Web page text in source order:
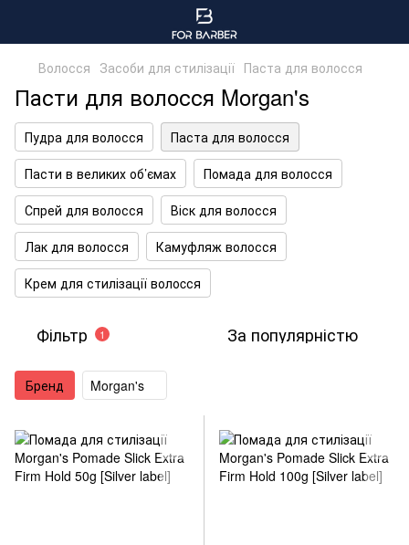
Волосся Засоби для стилізації Паста для волосся
Пасти для волосся Morgan's
Пудра для волосся
Паста для волосся
Пасти в великих об’ємах
Помада для волосся
Спрей для волосся
Віск для волосся
Лак для волосся
Камуфляж волосся
Крем для стилізації волоcся
Фільтр 1 За популярністю
Бренд Morgan's